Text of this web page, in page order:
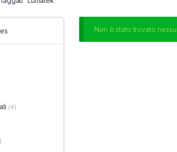
Non è stato trovato
(4)